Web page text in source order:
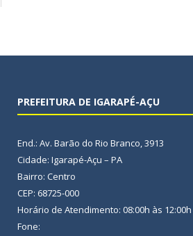
PREFEITURA DE IGARAPÉ-AÇU
End.: Av. Barão do Rio Branco, 3913
Cidade: Igarapé-Açu – PA
Bairro: Centro
CEP: 68725-000
Horário de Atendimento: 08:00h às 12:00h
Fone: